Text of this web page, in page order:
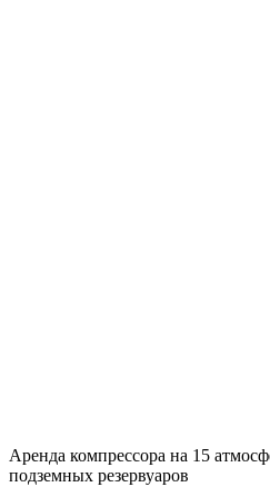
Аренда компрессора на 15
подземных резервуаров